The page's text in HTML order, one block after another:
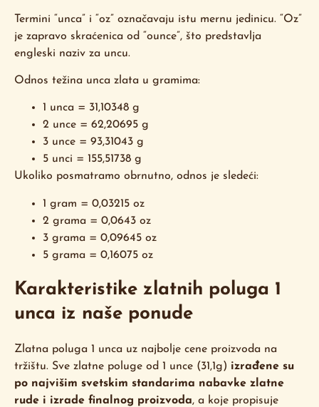
Termini “unca” i “oz” označavaju istu mernu jedinicu. “Oz”
je zapravo skraćenica od “ounce”, što predstavlja
engleski naziv za uncu.
Odnos težina unca zlata u gramima:
1 unca = 31,10348 g
2 unce = 62,20695 g
3 unce = 93,31043 g
5 unci = 155,51738 g
Ukoliko posmatramo obrnutno, odnos je sledeći:
1 gram = 0,03215 oz
2 grama = 0,0643 oz
3 grama = 0,09645 oz
5 grama = 0,16075 oz
Karakteristike zlatnih poluga 1
unca iz naše ponude
Zlatna poluga 1 unca uz najbolje cene proizvoda na
tržištu. Sve zlatne poluge od 1 unce (31,1g) izrađene su
po najvišim svetskim standarima nabavke zlatne
rude i izrade finalnog proizvoda, a koje propisuje